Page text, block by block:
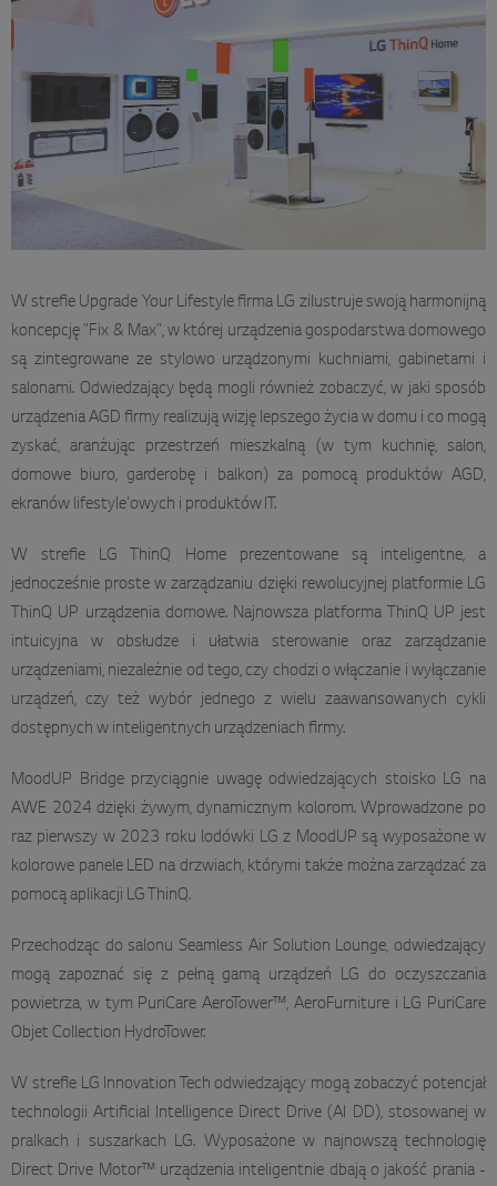
W strefie Upgrade Your Lifestyle firma LG zilustruje swoją harmonijną
koncepcję "Fix & Max", w której urządzenia gospodarstwa domowego
są zintegrowane ze stylowo urządzonymi kuchniami, gabinetami i
salonami. Odwiedzający będą mogli również zobaczyć, w jaki sposób
urządzenia AGD firmy realizują wizję lepszego życia w domu i co mogą
zyskać, aranżując przestrzeń mieszkalną (w tym kuchnię, salon,
domowe biuro, garderobę i balkon) za pomocą produktów AGD,
ekranów lifestyle'owych i produktów IT.
W strefie LG ThinQ Home prezentowane są inteligentne, a
jednocześnie proste w zarządzaniu dzięki rewolucyjnej platformie LG
ThinQ UP urządzenia domowe. Najnowsza platforma ThinQ UP jest
intuicyjna w obsłudze i ułatwia sterowanie oraz zarządzanie
urządzeniami, niezależnie od tego, czy chodzi o włączanie i wyłączanie
urządzeń, czy też wybór jednego z wielu zaawansowanych cykli
dostępnych w inteligentnych urządzeniach firmy.
MoodUP Bridge przyciągnie uwagę odwiedzających stoisko LG na
AWE 2024 dzięki żywym, dynamicznym kolorom. Wprowadzone po
raz pierwszy w 2023 roku lodówki LG z MoodUP są wyposażone w
kolorowe panele LED na drzwiach, którymi także można zarządzać za
pomocą aplikacji LG ThinQ.
Przechodząc do salonu Seamless Air Solution Lounge, odwiedzający
mogą zapoznać się z pełną gamą urządzeń LG do oczyszczania
powietrza, w tym PuriCare AeroTower™, AeroFurniture i LG PuriCare
Objet Collection HydroTower.
W strefie LG Innovation Tech odwiedzający mogą zobaczyć potencjał
technologii Artificial Intelligence Direct Drive (AI DD), stosowanej w
pralkach i suszarkach LG. Wyposażone w najnowszą technologię
Direct Drive Motor™ urządzenia inteligentnie dbają o jakość prania -